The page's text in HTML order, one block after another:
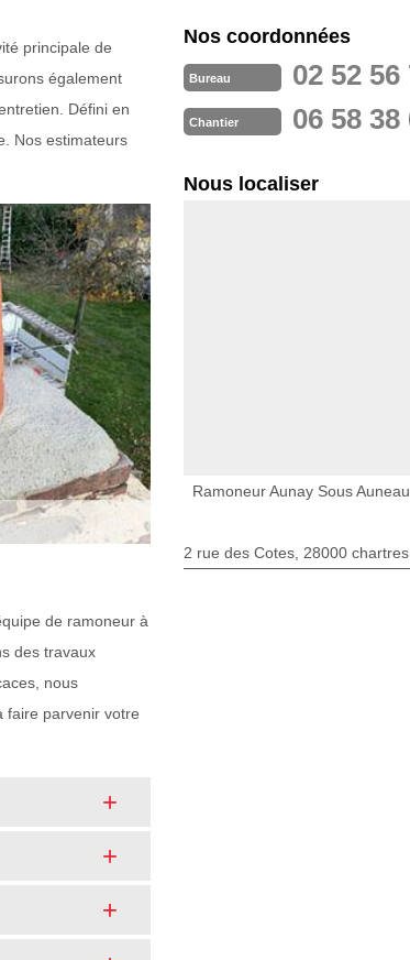
principale de
également
Défini en
Nos estimateurs
de ramoneur à
des travaux
nous
faire parvenir votre
Nos coordonnées
Bureau 02 52 56
Chantier 06 58 38
Nous localiser
Ramoneur Aunay Sous Auneau
2 rue des Cotes, 28000 chartres